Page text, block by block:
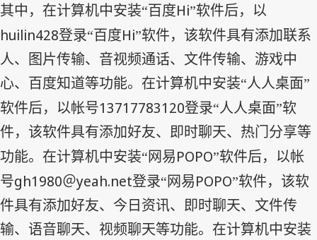
其中，在计算机中安装“百度Hi”软件后，以
huilin428登录“百度Hi”软件，该软件具有添加联系
人、图片传输、音视频通话、文件传输、游戏中
心、百度知道等功能。在计算机中安装“人人桌面”
软件后，以帐号13717783120登录“人人桌面”软
件，该软件具有添加好友、即时聊天、热门分享等
功能。在计算机中安装“网易POPO”软件后，以帐
号gh1980＠yeah.net登录“网易POPO”软件，该软
件具有添加好友、今日资讯、即时聊天、文件传
输、语音聊天、视频聊天等功能。在计算机中安装